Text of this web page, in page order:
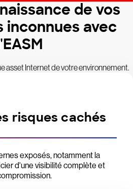
de vos
inconnues avec
asset Internet de votre environnement.
risques cachés
exposés, notamment la
d'une visibilité complète et